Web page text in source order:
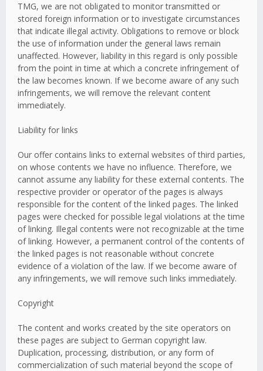
TMG, we are not obligated to monitor transmitted or
stored foreign information or to investigate circumstances
that indicate illegal activity. Obligations to remove or block
the use of information under the general laws remain
unaffected. However, liability in this regard is only possible
from the point in time at which a concrete infringement of
the law becomes known. If we become aware of any such
infringements, we will remove the relevant content
immediately.
Liability for links
Our offer contains links to external websites of third parties,
on whose contents we have no influence. Therefore, we
cannot assume any liability for these external contents. The
respective provider or operator of the pages is always
responsible for the content of the linked pages. The linked
pages were checked for possible legal violations at the time
of linking. Illegal contents were not recognizable at the time
of linking. However, a permanent control of the contents of
the linked pages is not reasonable without concrete
evidence of a violation of the law. If we become aware of
any infringements, we will remove such links immediately.
Copyright
The content and works created by the site operators on
these pages are subject to German copyright law.
Duplication, processing, distribution, or any form of
commercialization of such material beyond the scope of